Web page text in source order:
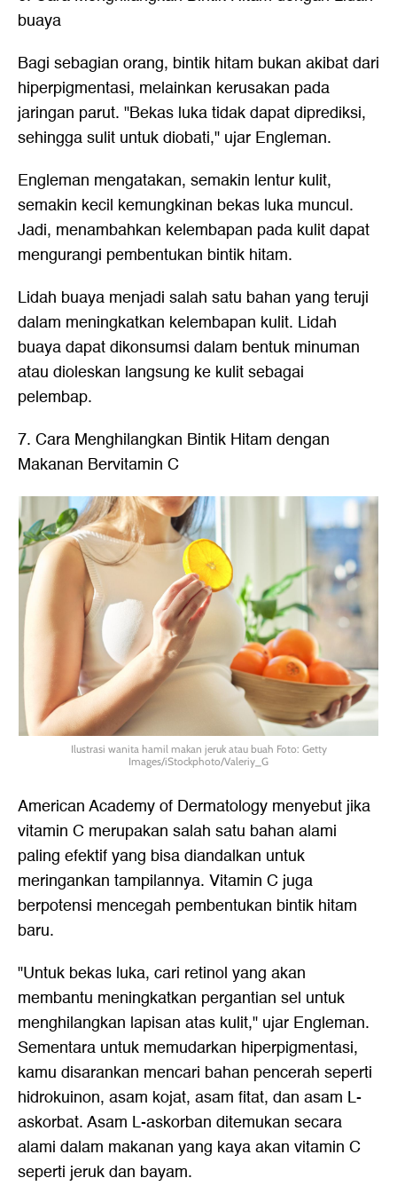
buaya
Bagi sebagian orang, bintik hitam bukan akibat dari
hiperpigmentasi, melainkan kerusakan pada
jaringan parut. "Bekas luka tidak dapat diprediksi,
sehingga sulit untuk diobati," ujar Engleman.
Engleman mengatakan, semakin lentur kulit,
semakin kecil kemungkinan bekas luka muncul.
Jadi, menambahkan kelembapan pada kulit dapat
mengurangi pembentukan bintik hitam.
Lidah buaya menjadi salah satu bahan yang teruji
dalam meningkatkan kelembapan kulit. Lidah
buaya dapat dikonsumsi dalam bentuk minuman
atau dioleskan langsung ke kulit sebagai
pelembap.
7. Cara Menghilangkan Bintik Hitam dengan
Makanan Bervitamin C
Ilustrasi wanita hamil makan jeruk atau buah Foto: Getty
Images/iStockphoto/Valeriy_G
American Academy of Dermatology menyebut jika
vitamin C merupakan salah satu bahan alami
paling efektif yang bisa diandalkan untuk
meringankan tampilannya. Vitamin C juga
berpotensi mencegah pembentukan bintik hitam
baru.
"Untuk bekas luka, cari retinol yang akan
membantu meningkatkan pergantian sel untuk
menghilangkan lapisan atas kulit," ujar Engleman.
Sementara untuk memudarkan hiperpigmentasi,
kamu disarankan mencari bahan pencerah seperti
hidrokuinon, asam kojat, asam fitat, dan asam L-
askorbat. Asam L-askorban ditemukan secara
alami dalam makanan yang kaya akan vitamin C
seperti jeruk dan bayam.